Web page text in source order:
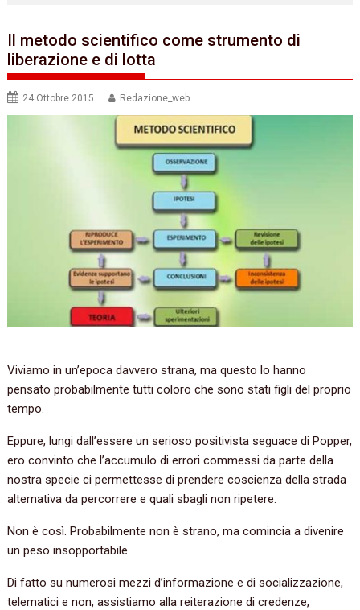
Il metodo scientifico come strumento di
liberazione e di lotta
24 Ottobre 2015 Redazione_web
Viviamo in un’epoca davvero strana, ma questo lo hanno
pensato probabilmente tutti coloro che sono stati figli del proprio
tempo.
Eppure, lungi dall’essere un serioso positivista seguace di Popper,
ero convinto che l’accumulo di errori commessi da parte della
nostra specie ci permettesse di prendere coscienza della strada
alternativa da percorrere e quali sbagli non ripetere.
Non è così. Probabilmente non è strano, ma comincia a divenire
un peso insopportabile.
Di fatto su numerosi mezzi d’informazione e di socializzazione,
telematici e non, assistiamo alla reiterazione di credenze,